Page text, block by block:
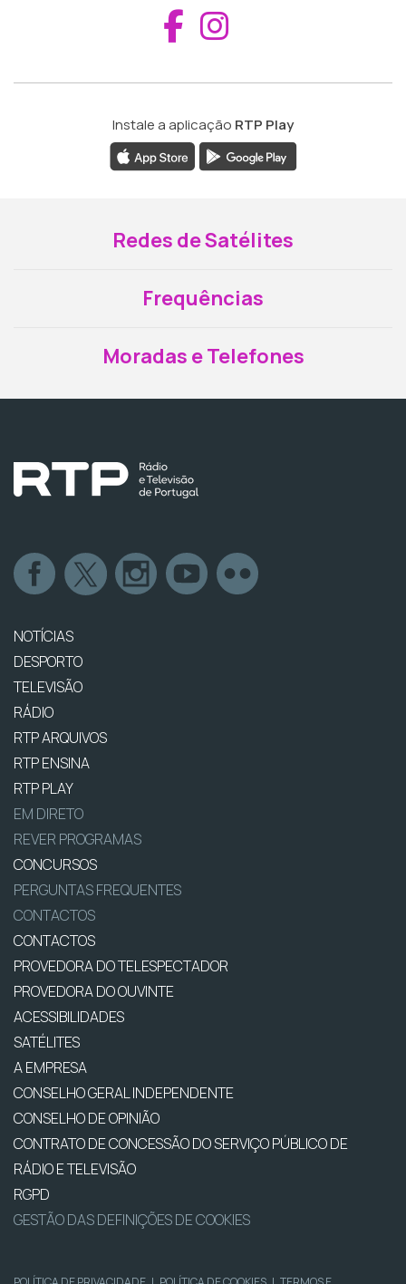
Aceder ao
Instale a aplicação RTP Play
Redes de Satélites
Frequências
Moradas e Telefones
NOTÍCIAS
DESPORTO
TELEVISÃO
RÁDIO
RTP ARQUIVOS
RTP ENSINA
RTP PLAY
EM DIRETO
REVER PROGRAMAS
CONCURSOS
PERGUNTAS FREQUENTES
CONTACTOS
CONTACTOS
PROVEDORA DO TELESPECTADOR
PROVEDORA DO OUVINTE
ACESSIBILIDADES
SATÉLITES
A EMPRESA
CONSELHO GERAL INDEPENDENTE
CONSELHO DE OPINIÃO
CONTRATO DE CONCESSÃO DO SERVIÇO PÚBLICO DE
RÁDIO E TELEVISÃO
RGPD
GESTÃO DAS DEFINIÇÕES DE COOKIES